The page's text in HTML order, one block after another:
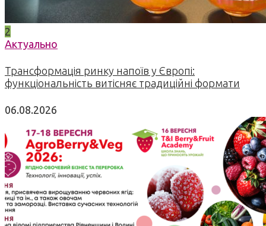
2
Актуально
Трансформація ринку напоїв у Європі:
функціональність витісняє традиційні формати
06.08.2026